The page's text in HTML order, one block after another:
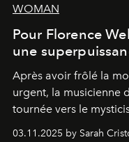
WOMAN
Pour Florence
une
Après avoir frôlé la
urgent, la musicienne
tournée vers le
l'un de ses albums les
03.11.2025 by Sarah